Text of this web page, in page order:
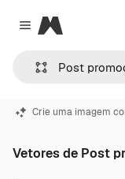
Close menu
Magnific
Crie uma imagem
Vetores de Post